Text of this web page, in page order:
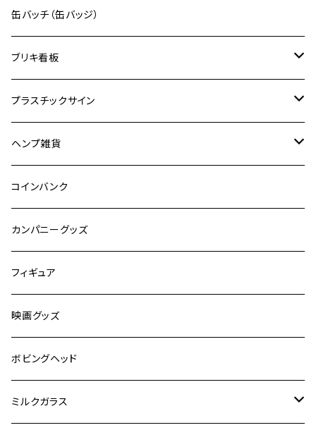
缶バッチ（缶バッジ）
ブリキ看板
ドリンク
食品
自動車
嗜好品
スポーツ
有名人
キャラクター
オートバイ
プラスチックサイン
映画
キャラクター
ヘンプ雑貨
麻紐
コインバンク
カンパニーグッズ
フィギュア
映画グッズ
ボビングヘッド
ミルクガラス